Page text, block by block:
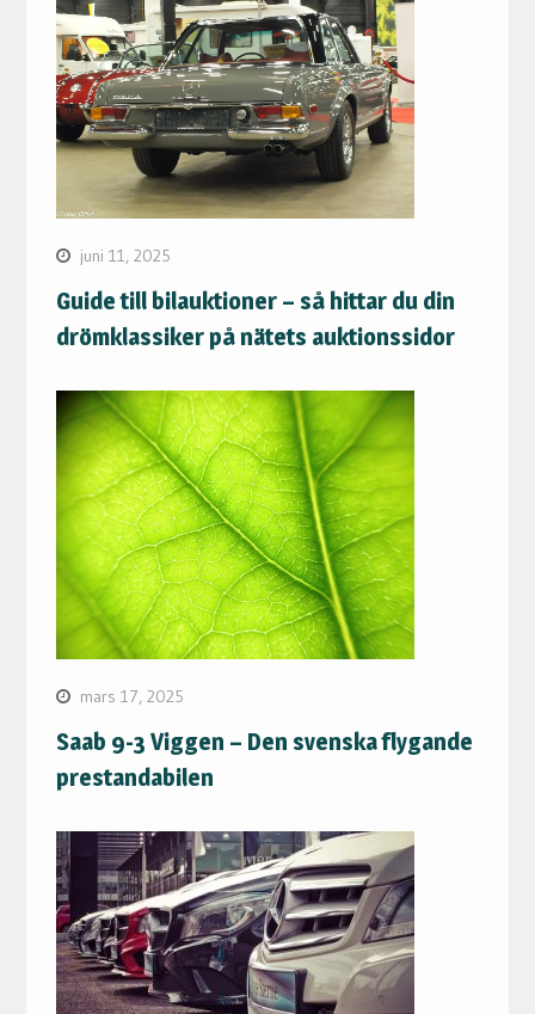
juni 11, 2025
Guide till bilauktioner – så hittar du din
drömklassiker på nätets auktionssidor
mars 17, 2025
Saab 9-3 Viggen – Den svenska flygande
prestandabilen